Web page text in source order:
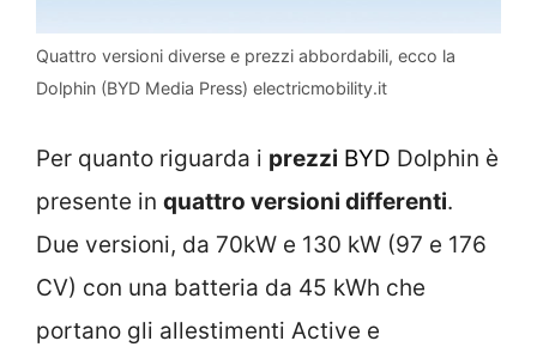
Quattro versioni diverse e prezzi abbordabili, ecco la
Dolphin (BYD Media Press) electricmobility.it
Per quanto riguarda i prezzi BYD Dolphin è
presente in quattro versioni differenti.
Due versioni, da 70kW e 130 kW (97 e 176
CV) con una batteria da 45 kWh che
portano gli allestimenti Active e